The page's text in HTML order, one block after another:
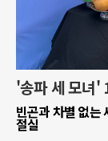
'송파 세 모녀'
빈곤과 차별 없는
절실